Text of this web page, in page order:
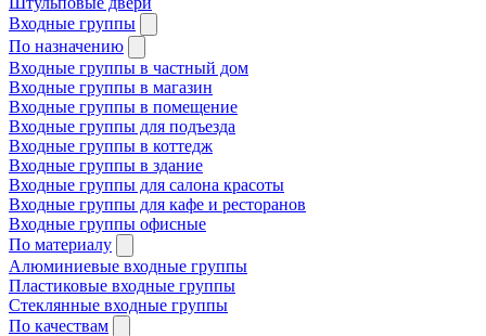
Входные группы
По назначению
Входные группы в частный дом
Входные группы в магазин
Входные группы в помещение
Входные группы для подъезда
Входные группы в коттедж
Входные группы в здание
Входные группы для салона красоты
Входные группы для кафе и ресторанов
Входные группы офисные
По материалу
Алюминиевые входные группы
Пластиковые входные группы
Стеклянные входные группы
По качествам